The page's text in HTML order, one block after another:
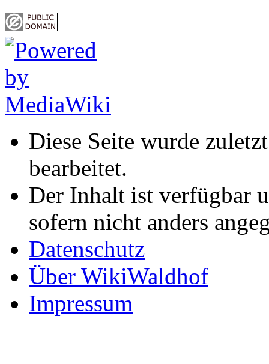
Diese Seite wurde
bearbeitet.
Der Inhalt ist verfügbar
sofern nicht anders
Datenschutz
Über WikiWaldhof
Impressum